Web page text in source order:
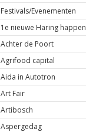
Festivals/Evenementen
1e nieuwe Haring happen
Achter de Poort
Agrifood capital
Aida in Autotron
Art Fair
Artibosch
Aspergedag